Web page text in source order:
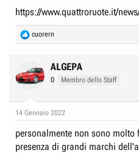
i
c
s
o
e
z
https://www.quattroruote.it/
R
e
t
i
s
cuorern
ALGEPA
0 Membro dello Staff
14 Gennaio 2022
personalmente non sono molto
presenza di grandi marchi